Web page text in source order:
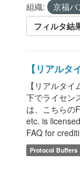
組織:
京福
フィルタ結
【リアルタ
【リアルタ
下でライセン
は、こちらの
etc. is
FAQ for
Protocol Buffers